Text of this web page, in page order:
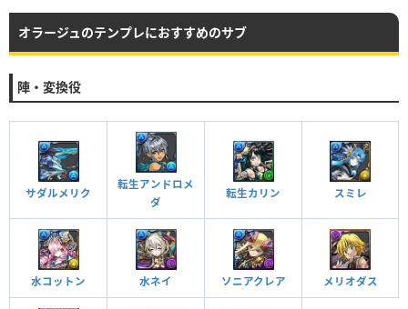
オラージュのテンプレにおすすめのサブ
陣・変換役
サダルメリク
転生アンドロメ
ダ
転生カリン スミレ
水コットン 水ネイ ソニアクレア メリオダス